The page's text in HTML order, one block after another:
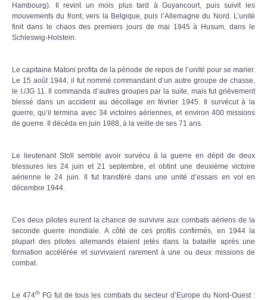
Hambourg). Il revint un mois plus tard à Guyancourt, puis suivit les
mouvements du front, vers la Belgique, puis l’Allemagne du Nord. L’unité
finit dans le chaos des premiers jours de mai 1945 à Husum, dans le
Schleswig-Holstein.
Le capitaine Matoni profita de la période de repos de l’unité pour se marier.
Le 15 août 1944, il fut nommé commandant d’un autre groupe de chasse,
le I./JG 11. Il commanda d’autres groupes par la suite, mais fut grièvement
blessé dans un accident au décollage en février 1945. Il survécut à la
guerre, qu’il termina avec 34 victoires aériennes, et environ 400 missions
de guerre. Il décéda en juin 1988, à la veille de ses 71 ans.
Le lieutenant Stoll semble avoir survécu à la guerre en dépit de deux
blessures les 24 juin et 21 septembre, et obtint une deuxième victoire
aérienne le 24 juin. Il fut transféré dans une unité d’essais en vol en
décembre 1944.
Ces deux pilotes eurent la chance de survivre aux combats aériens de la
seconde guerre mondiale. A côté de ces profils confirmés, en 1944 la
plupart des pilotes allemands étaient jetés dans la bataille après une
formation accélérée et survivaient rarement à une ou deux missions de
combat.
Le 474th FG fut de tous les combats du secteur d’Europe du Nord-Ouest :